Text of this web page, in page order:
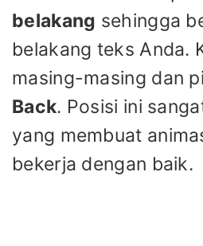
belakang sehingga
belakang teks Anda.
masing-masing dan
Back. Posisi ini
yang membuat
bekerja dengan baik.